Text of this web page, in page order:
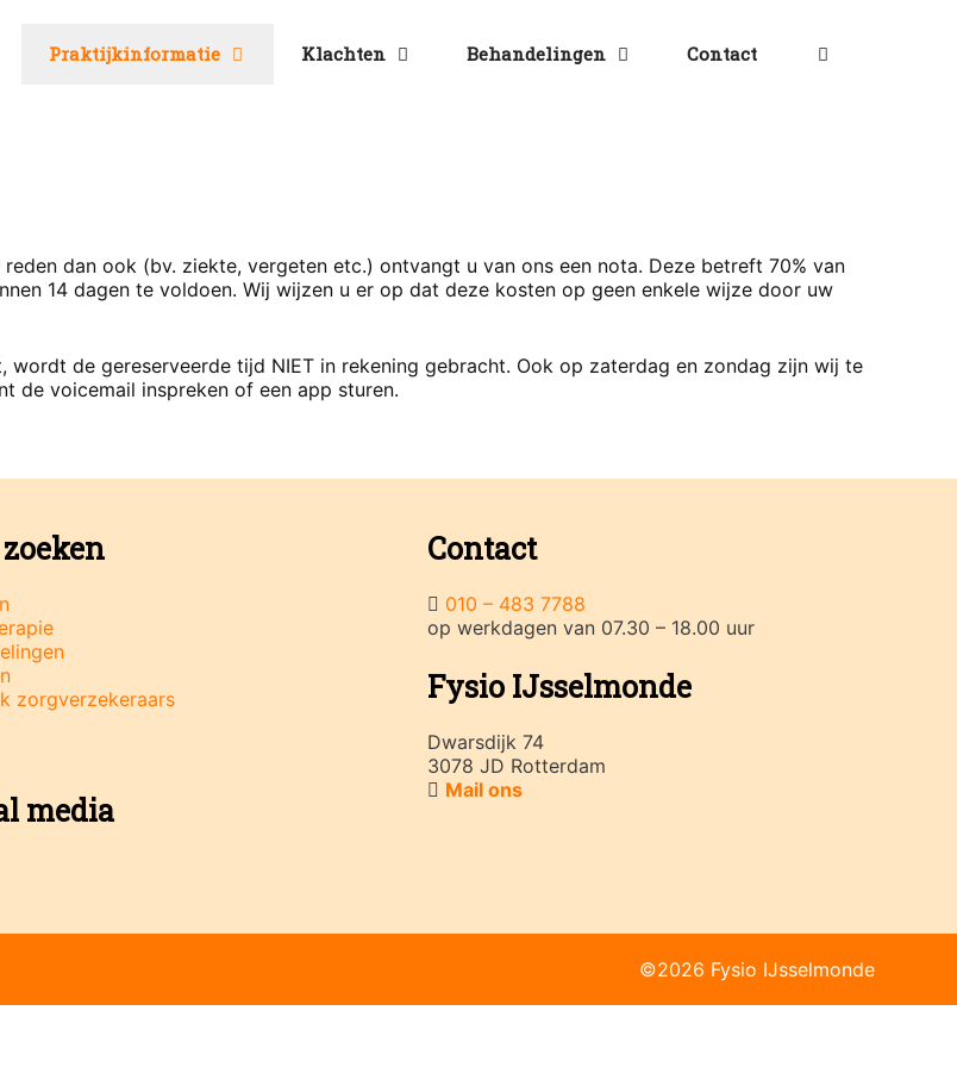
Praktijkinformatie Klachten Behandelingen Contact
dan ook (bv. ziekte, vergeten etc.) ontvangt u van ons een nota. Deze betreft 70% van
14 dagen te voldoen. Wij wijzen u er op dat deze kosten op geen enkele wijze door uw
de gereserveerde tijd NIET in rekening gebracht. Ook op zaterdag en zondag zijn wij te
de voicemail inspreken of een app sturen.
zorgverzekeraars
media
Contact
010 – 483 7788
op werkdagen van 07.30 – 18.00 uur
Fysio IJsselmonde
Dwarsdijk 74
3078 JD Rotterdam
Mail ons
©2026 Fysio IJsselmonde